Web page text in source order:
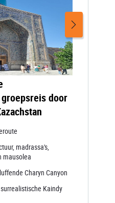
door
madrassa's,
mausolea
Charyn Canyon
Kaindy